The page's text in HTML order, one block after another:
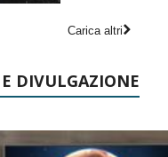
Carica altri
DIVULGAZIONE